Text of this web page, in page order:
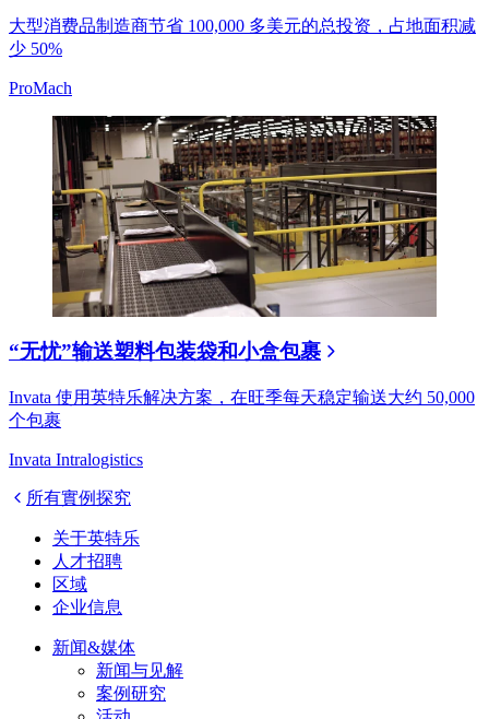
大型消费品制造商节省 100,000 多美元的总投资，占地面积减
少 50%
ProMach
“无忧”输送塑料包装袋和小盒包裹
Invata 使用英特乐解决方案，在旺季每天稳定输送大约 50,000
个包裹
Invata Intralogistics
所有實例探究
关于英特乐
人才招聘
区域
企业信息
新闻&媒体
新闻与见解
案例研究